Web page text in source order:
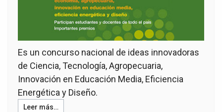
Es un concurso nacional de ideas innovadoras
de Ciencia, Tecnología, Agropecuaria,
Innovación en Educación Media, Eficiencia
Energética y Diseño.
Leer más…